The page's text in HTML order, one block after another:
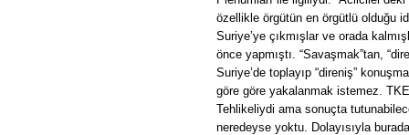
özellikle örgütün en örgütlü olduğu
Suriye’ye çıkmışlar ve orada
önce yapmıştı. “Savaşmak”tan,
Suriye’de toplayıp “direniş”
göre göre yakalanmak istemez.
Tehlikeliydi ama sonuçta
neredeyse yoktu. Dolayısıyla